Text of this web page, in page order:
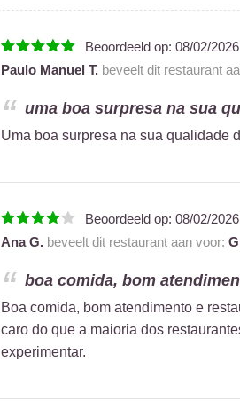
Beoordeeld op: 08/02/2026
Paulo Manuel T.beveelt dit restaurant
uma boa surpresa na sua
Uma boa surpresa na sua qualidade
Beoordeeld op: 08/02/2026
Ana G.beveelt dit restaurant aan voor:
boa comida, bom
Boa comida, bom atendimento e
caro do que a maioria dos
experimentar.